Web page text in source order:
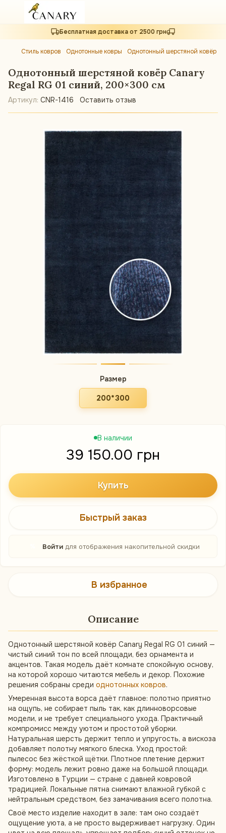
Бесплатная доставка от 2500 грн
Стиль ковров Однотонные ковры Однотонный шерстяной ковёр
Однотонный шерстяной ковёр Canary
Regal RG 01 синий, 200×300 см
Артикул: CNR-1416 Оставить отзыв
Размер
200*300
В наличии
39 150.00 грн
Купить
Быстрый заказ
Войти для отображения накопительной скидки
В избранное
Описание
Однотонный шерстяной ковёр Canary Regal RG 01 синий —
чистый синий тон по всей площади, без орнамента и
акцентов. Такая модель даёт комнате спокойную основу,
на которой хорошо читаются мебель и декор. Похожие
решения собраны среди однотонных ковров.
Умеренная высота ворса даёт главное: полотно приятно
на ощупь, не собирает пыль так, как длинноворсовые
модели, и не требует специального ухода. Практичный
компромисс между уютом и простотой уборки.
Натуральная шерсть держит тепло и упругость, а вискоза
добавляет полотну мягкого блеска. Уход простой:
пылесос без жёсткой щётки. Плотное плетение держит
форму: модель лежит ровно даже на большой площади.
Изготовлено в Турции — стране с давней ковровой
традицией. Локальные пятна снимают влажной губкой с
нейтральным средством, без замачивания всего полотна.
Своё место изделие находит в зале: там оно создаёт
ощущение уюта, а не просто выдерживает нагрузку. Один